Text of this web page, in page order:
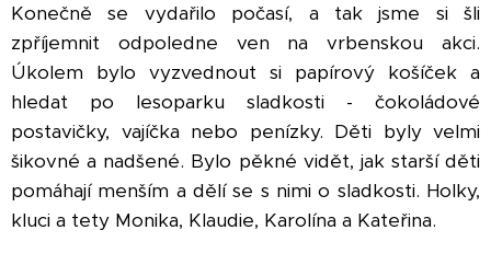
Konečně se vydařilo počasí, a tak jsme si šli
zpříjemnit odpoledne ven na vrbenskou akci.
Úkolem bylo vyzvednout si papírový košíček a
hledat po lesoparku sladkosti - čokoládové
postavičky, vajíčka nebo penízky. Děti byly velmi
šikovné a nadšené. Bylo pěkné vidět, jak starší děti
pomáhají menším a dělí se s nimi o sladkosti. Holky,
kluci a tety Monika, Klaudie, Karolína a Kateřina.